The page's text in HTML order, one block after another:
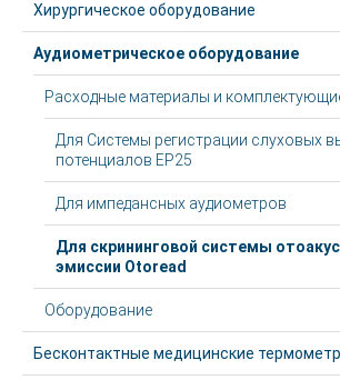
Хирургическое оборудование
Аудиометрическое оборудование
Расходные материалы и
Для Системы регистрации слуховых
потенциалов ЕР25
Для импедансных аудиометров
Для скрининговой системы
эмиссии Otoread
Оборудование
Бесконтактные медицинские